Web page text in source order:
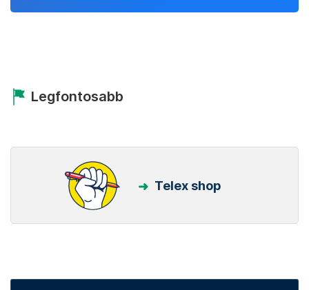
Legfontosabb
Telex shop